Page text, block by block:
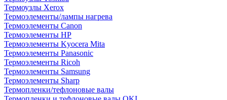
Термоузлы Xerox
Термоэлементы/лампы нагрева
Термоэлементы Canon
Термоэлементы HP
Термоэлементы Kyocera Mita
Термоэлементы Panasonic
Термоэлементы Ricoh
Термоэлементы Samsung
Термоэлементы Sharp
Термопленки/тефлоновые валы